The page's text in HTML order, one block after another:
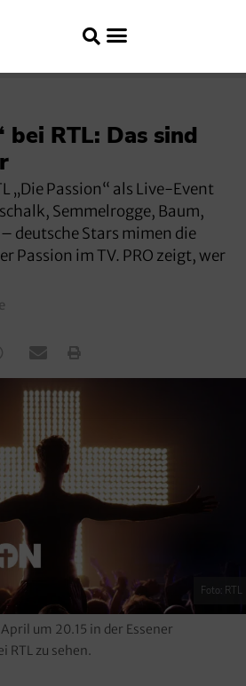
bei RTL: Das sind
„Die Passion“ als Live-Event
Semmelrogge, Baum,
deutsche Stars mimen die
Passion im TV. PRO zeigt, wer
Foto: RTL
um 20.15 in der Essener
RTL zu sehen.